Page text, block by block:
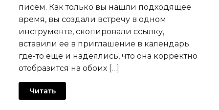
писем. Как только вы нашли подходящее
время, вы создали встречу в одном
инструменте, скопировали ссылку,
вставили ее в приглашение в календарь
где-то еще и надеялись, что она корректно
отобразится на обоих […]
Читать